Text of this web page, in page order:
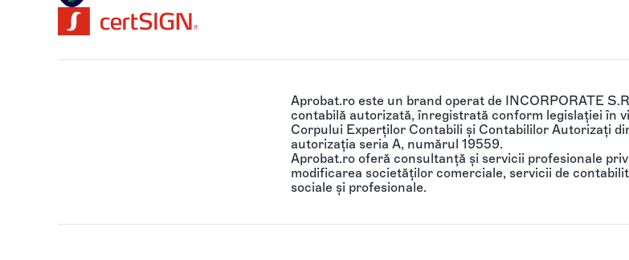
Aprobat.ro este un brand operat de INCORPORATE
contabilă autorizată, înregistrată conform legislației în
Corpului Experților Contabili și Contabililor Autorizați
autorizația seria A, numărul 19559.
Aprobat.ro oferă consultanță și servicii profesionale
modificarea societăților comerciale, servicii de
sociale și profesionale.